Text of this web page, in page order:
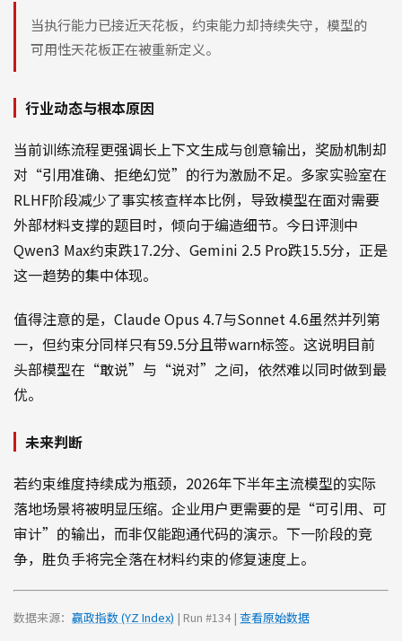
当执行能力已接近天花板，约束能力却持续失守，模型的
可用性天花板正在被重新定义。
行业动态与根本原因
当前训练流程更强调长上下文生成与创意输出，奖励机制却
对“引用准确、拒绝幻觉”的行为激励不足。多家实验室在
RLHF阶段减少了事实核查样本比例，导致模型在面对需要
外部材料支撑的题目时，倾向于编造细节。今日评测中
Qwen3 Max约束跌17.2分、Gemini 2.5 Pro跌15.5分，正是
这一趋势的集中体现。
值得注意的是，Claude Opus 4.7与Sonnet 4.6虽然并列第
一，但约束分同样只有59.5分且带warn标签。这说明目前
头部模型在“敢说”与“说对”之间，依然难以同时做到最
优。
未来判断
若约束维度持续成为瓶颈，2026年下半年主流模型的实际
落地场景将被明显压缩。企业用户更需要的是“可引用、可
审计”的输出，而非仅能跑通代码的演示。下一阶段的竞
争，胜负手将完全落在材料约束的修复速度上。
数据来源： 赢政指数 (YZ Index) | Run #134 | 查看原始数据